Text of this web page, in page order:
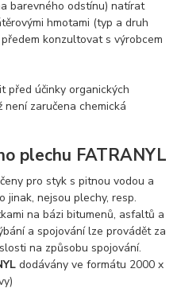
barevného odstínu) natírat
hmotami (typ a druh
konzultovat s výrobcem
účinky organických
zaručena chemická
plechu FATRANYL
pro styk s pitnou vodou a
jinak, nejsou plechy, resp.
na bázi bitumenů, asfaltů a
a spojování lze provádět za
na způsobu spojování.
dodávány ve formátu 2000 x